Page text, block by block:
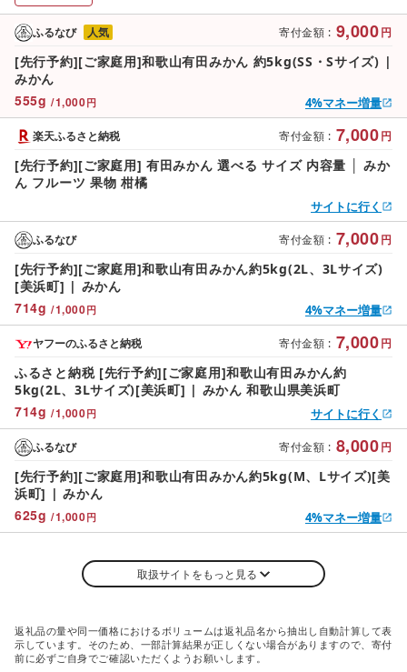
寄付金額 : 9,000円
555g /1,000円
ふるなび
[先行予約][ご家庭用]和歌山有田みかん 約5kg(SS・Sサイズ) |
みかん
人気
4%マネー増量
寄付金額 : 7,000円
楽天ふるさと納税
[先行予約][ご家庭用] 有田みかん 選べる サイズ 内容量 │ みか
ん フルーツ 果物 柑橘
サイトに行く
寄付金額 : 7,000円
714g /1,000円
ふるなび
[先行予約][ご家庭用]和歌山有田みかん約5kg(2L、3Lサイズ)
[美浜町] | みかん
4%マネー増量
寄付金額 : 7,000円
714g /1,000円
ヤフーのふるさと納税
ふるさと納税 [先行予約][ご家庭用]和歌山有田みかん約
5kg(2L、3Lサイズ)[美浜町] | みかん 和歌山県美浜町
サイトに行く
寄付金額 : 8,000円
625g /1,000円
ふるなび
[先行予約][ご家庭用]和歌山有田みかん約5kg(M、Lサイズ)[美
浜町] | みかん
4%マネー増量
取扱サイトをもっと見る
返礼品の量や同一価格におけるボリュームは返礼品名から抽出し自動計算して表
示しています。そのため、一部計算結果が正しくない場合がありますので、寄付
前に必ずご自身でご確認いただくようお願いします。